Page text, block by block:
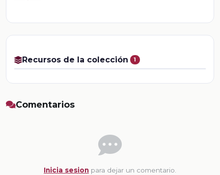
Recursos de la colección 1
Comentarios
Inicia sesion para dejar un comentario.